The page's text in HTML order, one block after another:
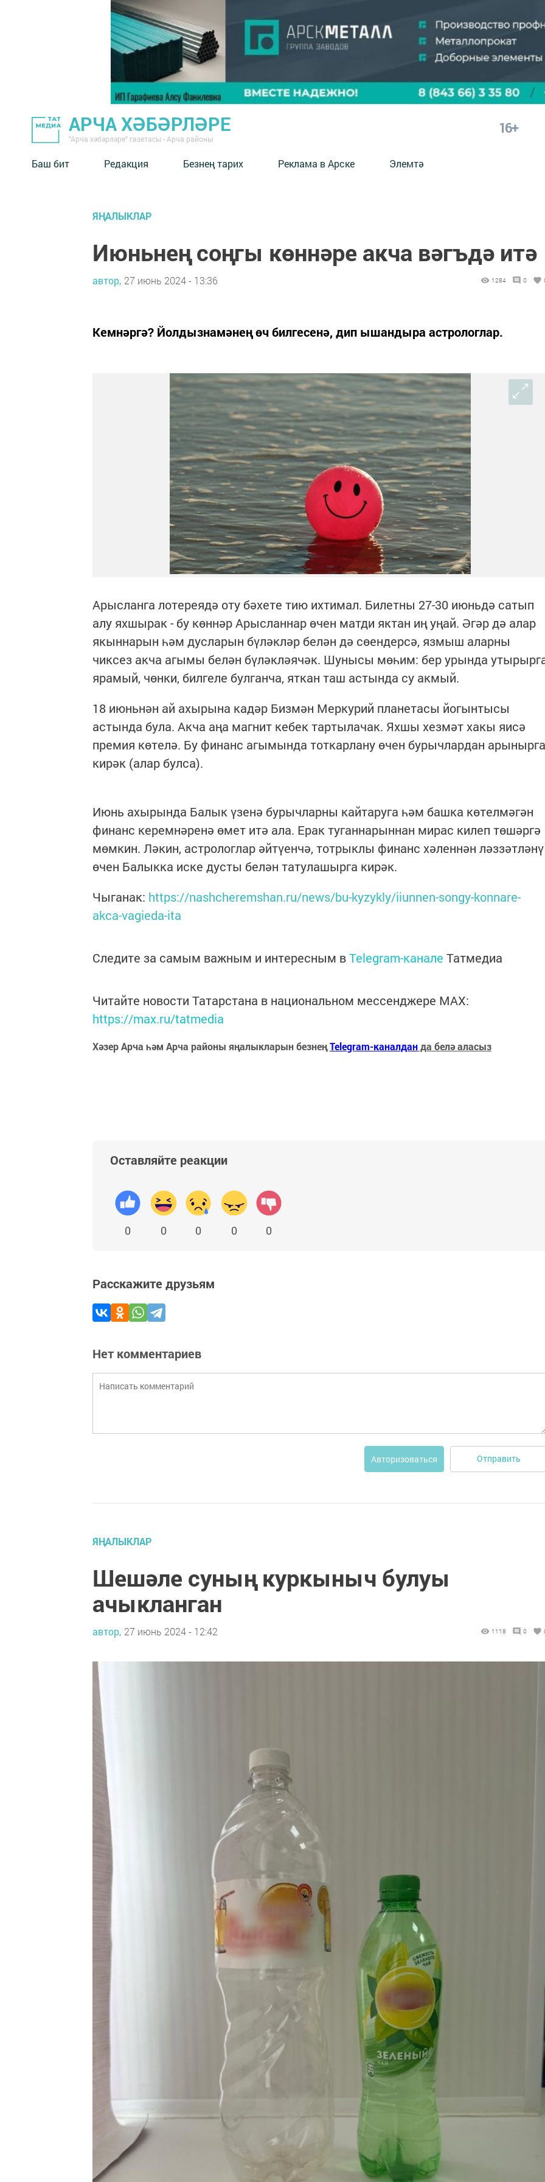
АРЧА ХӘБӘРЛӘРЕ
"Арча хәбәрләре" газетасы - Арча районы
16+
Баш бит Редакция Безнең тарих Реклама в Арске Элемтә
ЯҢАЛЫКЛАР
Июньнең соңгы көннәре акча вәгъдә итә
автор, 27 июнь 2024 - 13:36 1284 0
Кемнәргә? Йолдызнамәнең өч билгесенә, дип ышандыра астрологлар.
Арысланга лотереядә оту бәхете тию ихтимал. Билетны 27-30 июньдә сатып
алу яхшырак - бу көннәр Арысланнар өчен матди яктан иң уңай. Әгәр дә алар
якыннарын һәм дусларын бүләкләр белән дә сөендерсә, язмыш аларны
чиксез акча агымы белән бүләкләячәк. Шунысы мөһим: бер урында
ярамый, чөнки, билгеле булганча, яткан таш астында су акмый.
18 июньнән ай ахырына кадәр Бизмән Меркурий планетасы йогынтысы
астында була. Акча аңа магнит кебек тартылачак. Яхшы хезмәт хакы яисә
премия көтелә. Бу финанс агымында тоткарлану өчен бурычлардан арынырга
кирәк (алар булса).
Июнь ахырында Балык үзенә бурычларны кайтаруга һәм башка көтелмәгән
финанс керемнәренә өмет итә ала. Ерак туганнарыннан мирас килеп төшәргә
мөмкин. Ләкин, астрологлар әйтүенчә, тотрыклы финанс хәленнән ләззәтләнү
өчен Балыкка иске дусты белән татулашырга кирәк.
Чыганак: https://nashcheremshan.ru/news/bu-kyzykly/iiunnen-songy-konnare-
akca-vagieda-ita
Следите за самым важным и интересным вTelegram-канале Татмедиа
Читайте новости Татарстана в национальном мессенджере MАХ:
https://max.ru/tatmedia
Хәзер Арча һәм Арча районы яңалыкларын безнеңTelegram-каналданда белә аласыз
Оставляйте реакции
0 0 0 0 0
Расскажите друзьям
Нет комментариев
Авторизоваться Отправить
ЯҢАЛЫКЛАР
Шешәле суның куркыныч булуы
ачыкланган
автор, 27 июнь 2024 - 12:42 1118 0